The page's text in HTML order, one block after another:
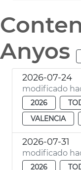
Anyos
2026-07-24
modificado
2026
VALENCIA
2026-07-31
modificado
2026